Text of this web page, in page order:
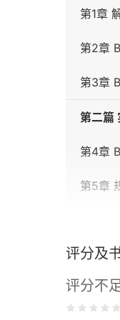
第1章
第2章
第3章
第二篇
第4章
第5章
第7章
第8章
评分及
评分不